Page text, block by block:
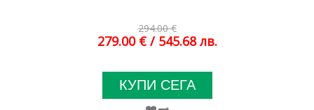
294.00 €
279.00 € / 545.68 лв.
КУПИ СЕГА